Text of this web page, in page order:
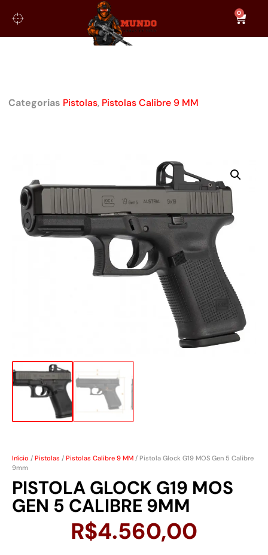
0
Categorias Pistolas, Pistolas Calibre 9 MM
Início / Pistolas / Pistolas Calibre 9 MM / Pistola Glock G19 MOS Gen 5 Calibre
9mm
PISTOLA GLOCK G19 MOS
GEN 5 CALIBRE 9MM
R$4.560,00